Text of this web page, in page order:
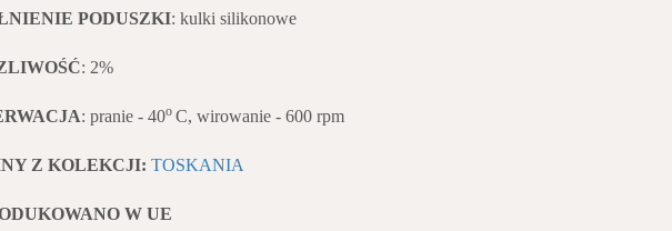
PODUSZKI: kulki silikonowe
: 2%
: pranie - 40o C, wirowanie - 600 rpm
Z KOLEKCJI: TOSKANIA
W UE